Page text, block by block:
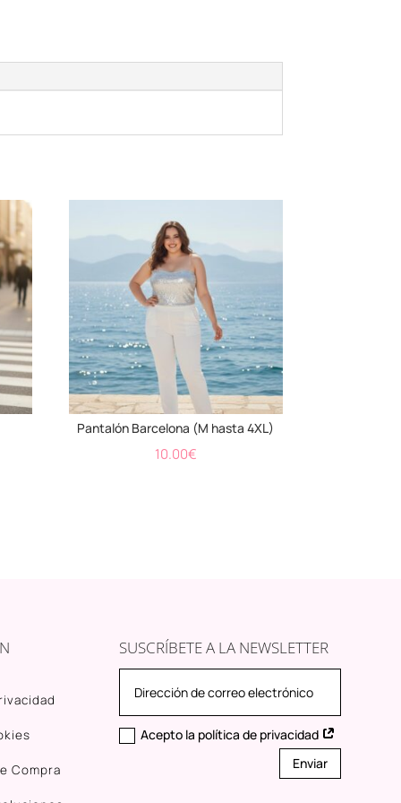
Pantalón Barcelona (M hasta 4XL)
10.00€
Compra
SUSCRÍBETE A LA NEWSLETTER
Acepto la política de privacidad
Enviar